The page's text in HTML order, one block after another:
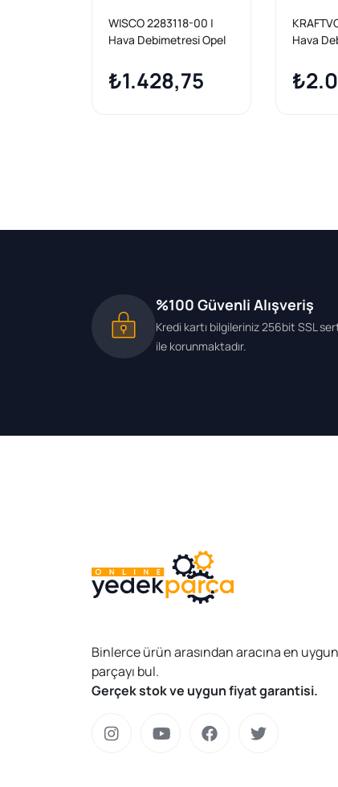
WISCO 2283118-00 |
Hava Debimetresi Opel
Insignia 1.6-2.0 09>
₺1.428,75
Hava
%100 Güvenli Alışveriş
Kredi kartı bilgileriniz 256bit SSL
ile korunmaktadır.
Binlerce ürün arasından aracına en uygun
parçayı bul.
Gerçek stok ve uygun fiyat garantisi.